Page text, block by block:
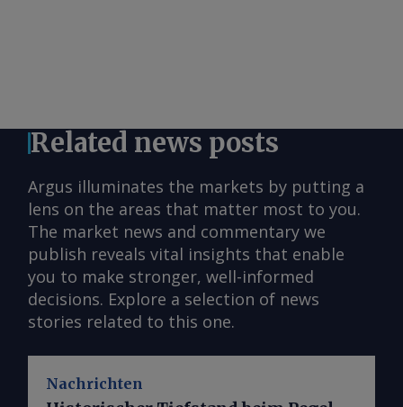
Related news posts
Argus illuminates the markets by putting a
lens on the areas that matter most to you.
The market news and commentary we
publish reveals vital insights that enable
you to make stronger, well-informed
decisions. Explore a selection of news
stories related to this one.
Nachrichten